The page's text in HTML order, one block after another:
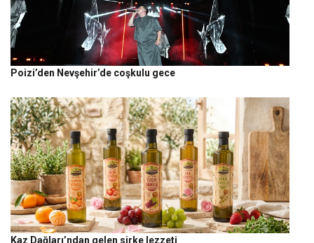
Poizi’den Nevşehir’de coşkulu gece
Kaz Dağları’ndan gelen sirke lezzeti